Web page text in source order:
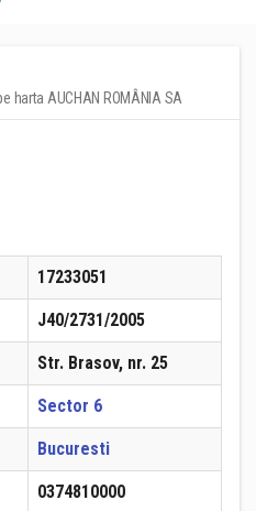
harta AUCHAN ROMÂNIA SA
17233051
J40/2731/2005
Str. Brasov, nr. 25
Sector 6
Bucuresti
0374810000